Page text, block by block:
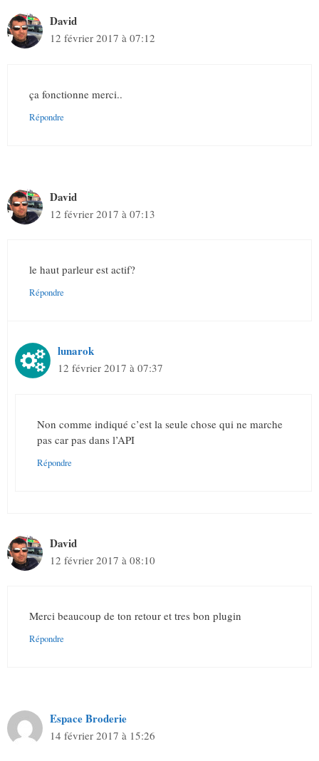
David
12 février 2017 à 07:12
ça fonctionne merci..
Répondre
David
12 février 2017 à 07:13
le haut parleur est actif?
Répondre
lunarok
12 février 2017 à 07:37
Non comme indiqué c’est la seule chose qui ne marche
pas car pas dans l’API
Répondre
David
12 février 2017 à 08:10
Merci beaucoup de ton retour et tres bon plugin
Répondre
Espace Broderie
14 février 2017 à 15:26